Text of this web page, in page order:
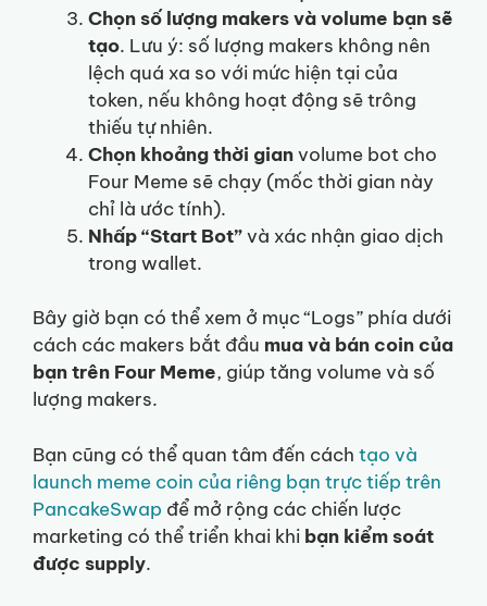
Chọn số lượng makers và volume bạn sẽ
tạo. Lưu ý: số lượng makers không nên
lệch quá xa so với mức hiện tại của
token, nếu không hoạt động sẽ trông
thiếu tự nhiên.
Chọn khoảng thời gianvolume bot cho
Four Meme sẽ chạy (mốc thời gian này
chỉ là ước tính).
Nhấp “Start Bot”và xác nhận giao dịch
trong wallet.
Bây giờ bạn có thể xem ở mục “Logs” phía dưới
cách các makers bắt đầu mua và bán coin của
bạn trên Four Meme, giúp tăng volume và số
lượng makers.
Bạn cũng có thể quan tâm đến cách tạo và
launch meme coin của riêng bạn trực tiếp trên
PancakeSwap để mở rộng các chiến lược
marketing có thể triển khai khi bạn kiểm soát
được supply.